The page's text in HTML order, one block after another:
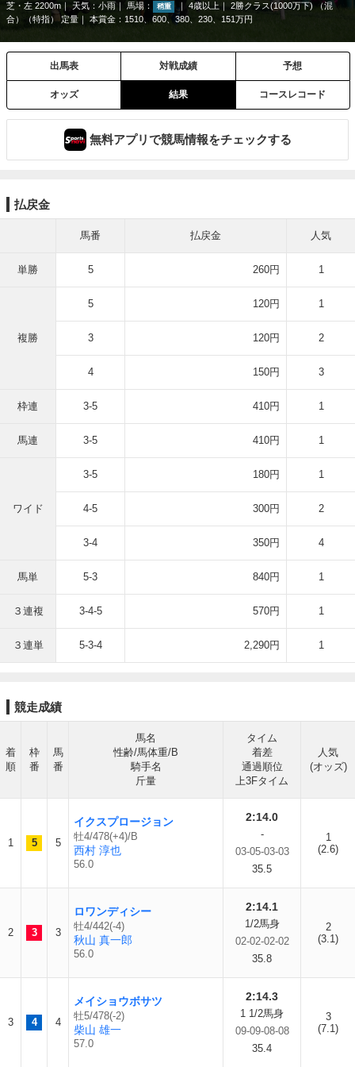
芝・左 2200m 天気： 小雨 馬場： 稍重 4歳以上
2勝クラス(1000万下) （混
合）（特指） 定量
本賞金：1510、600、380、230、151万円
出馬表 対戦成績 予想
オッズ 結果 コースレコード
無料アプリで競馬情報をチェックする
払戻金
馬番 払戻金 人気
単勝 5 260円 1
複勝
5 120円 1
3 120円 2
4 150円 3
枠連 3-5 410円 1
馬連 3-5 410円 1
ワイド
3-5 180円 1
4-5 300円 2
3-4 350円 4
馬単 5-3 840円 1
３連複 3-4-5 570円 1
３連単 5-3-4 2,290円 1
競走成績
着
順
枠
番
馬
番
馬名
性齢/馬体重/B
騎手名
斤量
タイム
着差
通過順位
上3Fタイム
人気
(オッズ)
1 5 5
イクスプロージョン
牡4/478(+4)/B
西村 淳也
56.0
2:14.0
-
03-05-03-03
35.5
1
(2.6)
2 3 3
ロワンディシー
牡4/442(-4)
秋山 真一郎
56.0
2:14.1
1/2馬身
02-02-02-02
35.8
2
(3.1)
3 4 4
メイショウボサツ
牡5/478(-2)
柴山 雄一
57.0
2:14.3
1 1/2馬身
09-09-08-08
35.4
3
(7.1)